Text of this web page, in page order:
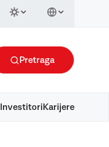
Pretraga
Investitori Karijere